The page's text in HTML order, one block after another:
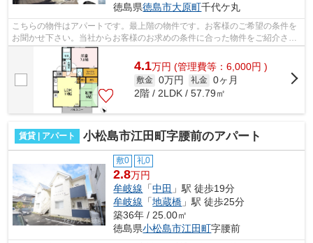
徳島県徳島市大原町千代ケ丸
こちらの物件はアパートです。最上階の物件です。お客様のご希望の条件を
お聞かせ下さい。当社からお客様のお求めの条件に合った物件をご紹介させ
ていただきます。
4.1万円 (管理費等：6,000円 )
敷金 0万円 礼金 0ヶ月
2階 / 2LDK / 57.79㎡
賃貸 | アパート 小松島市江田町字腰前のアパート
敷0 礼0
2.8万円
牟岐線 「中田 」駅 徒歩19分
牟岐線 「地蔵橋 」駅 徒歩25分
築36年 / 25.00㎡
徳島県小松島市江田町字腰前